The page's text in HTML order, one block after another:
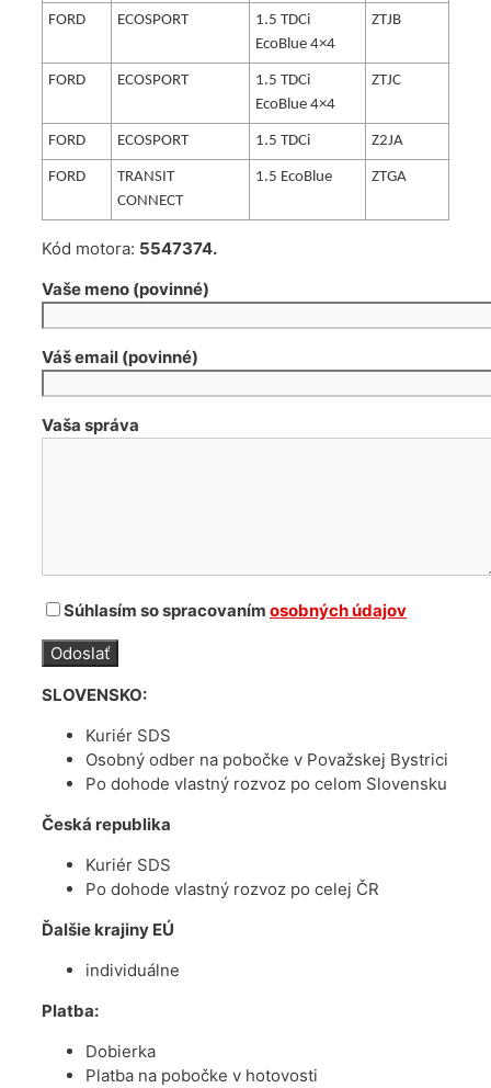
FORD ECOSPORT
1.5 TDCi
EcoBlue 4×4
ZTJB
FORD ECOSPORT
1.5 TDCi
EcoBlue 4×4
ZTJC
FORD ECOSPORT 1.5 TDCi Z2JA
FORD
TRANSIT
CONNECT
1.5 EcoBlue ZTGA
Kód motora: 5547374.
Vaše meno (povinné)
Váš email (povinné)
Vaša správa
Súhlasím so spracovaním osobných údajov
SLOVENSKO:
Kuriér SDS
Osobný odber na pobočke v Považskej Bystrici
Po dohode vlastný rozvoz po celom Slovensku
Česká republika
Kuriér SDS
Po dohode vlastný rozvoz po celej ČR
Ďalšie krajiny EÚ
individuálne
Platba:
Dobierka
Platba na pobočke v hotovosti